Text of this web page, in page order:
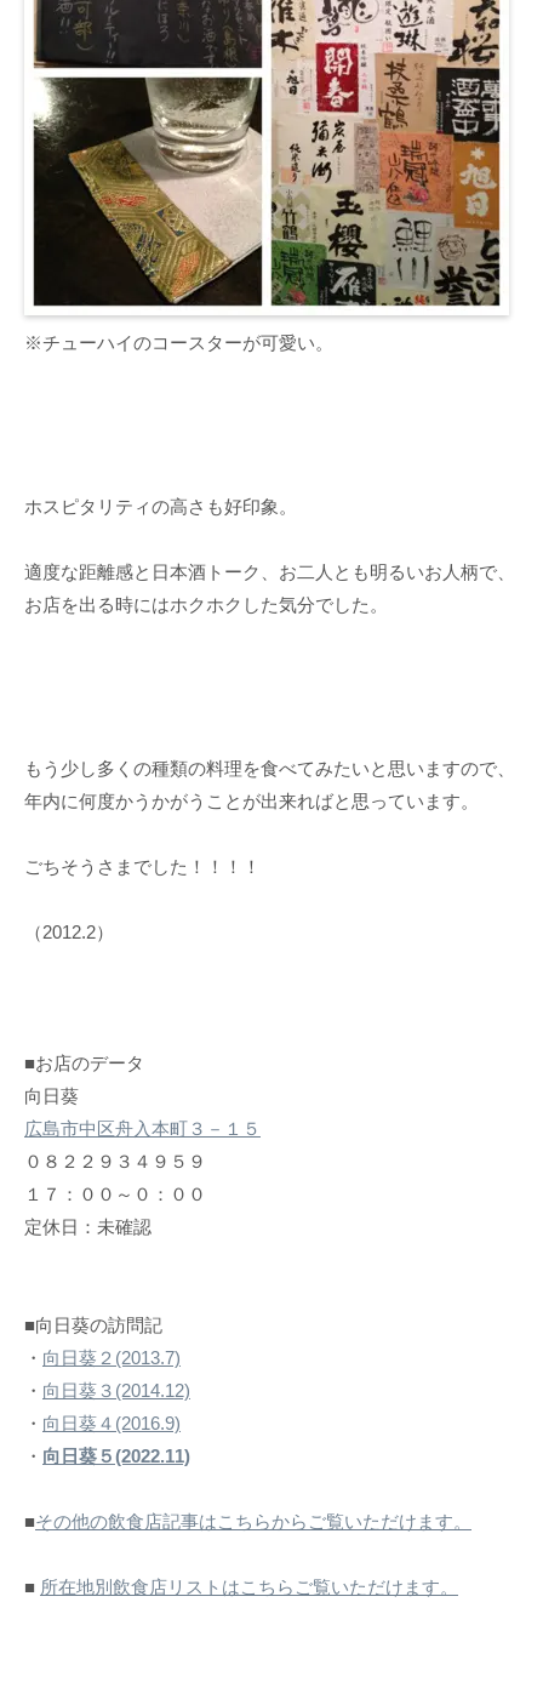
※チューハイのコースターが可愛い。
ホスピタリティの高さも好印象。
適度な距離感と日本酒トーク、お二人とも明るいお人柄で、
お店を出る時にはホクホクした気分でした。
もう少し多くの種類の料理を食べてみたいと思いますので、
年内に何度かうかがうことが出来ればと思っています。
ごちそうさまでした！！！！
（2012.2）
■お店のデータ
向日葵
広島市中区舟入本町３－１５
０８２２９３４９５９
１７：００～０：００
定休日：未確認
■向日葵の訪問記
・ 向日葵２(2013.7)
・ 向日葵３(2014.12)
・ 向日葵４(2016.9)
・ 向日葵５(2022.11)
■その他の飲食店記事はこちらからご覧いただけます。
■ 所在地別飲食店リストはこちらご覧いただけます。